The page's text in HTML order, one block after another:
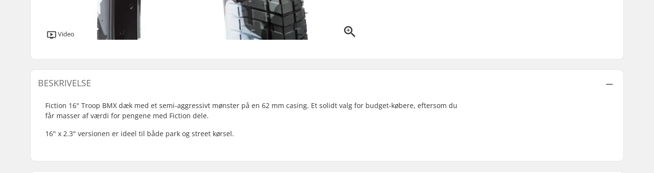
Video
BESKRIVELSE
Fiction 16" Troop BMX dæk med et semi-aggressivt mønster på en 62 mm casing. Et solidt valg for budget-købere, eftersom du
får masser af værdi for pengene med Fiction dele.
16" x 2.3" versionen er ideel til både park og street kørsel.